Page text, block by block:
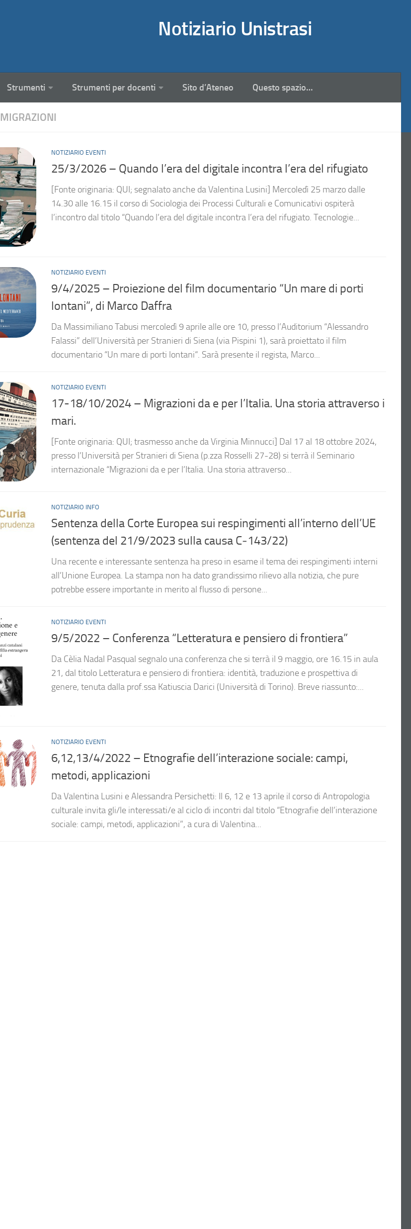
Notiziario Unistrasi
Strumenti Strumenti per docenti Sito d’Ateneo Questo spazio…
MIGRAZIONI
NOTIZIARIO EVENTI
25/3/2026 – Quando l’era del digitale incontra l’era del rifugiato
[Fonte originaria: QUI; segnalato anche da Valentina Lusini] Mercoledì 25 marzo dalle
14.30 alle 16.15 il corso di Sociologia dei Processi Culturali e Comunicativi ospiterà
l’incontro dal titolo “Quando l’era del digitale incontra l’era del rifugiato. Tecnologie...
NOTIZIARIO EVENTI
9/4/2025 – Proiezione del film documentario “Un mare di porti
lontani”, di Marco Daffra
Da Massimiliano Tabusi mercoledì 9 aprile alle ore 10, presso l’Auditorium “Alessandro
Falassi” dell’Università per Stranieri di Siena (via Pispini 1), sarà proiettato il film
documentario “Un mare di porti lontani“. Sarà presente il regista, Marco...
NOTIZIARIO EVENTI
17-18/10/2024 – Migrazioni da e per l’Italia. Una storia attraverso i
mari.
[Fonte originaria: QUI; trasmesso anche da Virginia Minnucci] Dal 17 al 18 ottobre 2024,
presso l’Università per Stranieri di Siena (p.zza Rosselli 27-28) si terrà il Seminario
internazionale “Migrazioni da e per l’Italia. Una storia attraverso...
NOTIZIARIO INFO
Sentenza della Corte Europea sui respingimenti all’interno dell’UE
(sentenza del 21/9/2023 sulla causa C‑143/22)
Una recente e interessante sentenza ha preso in esame il tema dei respingimenti interni
all’Unione Europea. La stampa non ha dato grandissimo rilievo alla notizia, che pure
potrebbe essere importante in merito al flusso di persone...
NOTIZIARIO EVENTI
9/5/2022 – Conferenza “Letteratura e pensiero di frontiera”
Da Cèlia Nadal Pasqual segnalo una conferenza che si terrà il 9 maggio, ore 16.15 in aula
21, dal titolo Letteratura e pensiero di frontiera: identità, traduzione e prospettiva di
genere, tenuta dalla prof.ssa Katiuscia Darici (Università di Torino). Breve riassunto:...
NOTIZIARIO EVENTI
6,12,13/4/2022 – Etnografie dell’interazione sociale: campi,
metodi, applicazioni
Da Valentina Lusini e Alessandra Persichetti: Il 6, 12 e 13 aprile il corso di Antropologia
culturale invita gli/le interessati/e al ciclo di incontri dal titolo “Etnografie dell’interazione
sociale: campi, metodi, applicazioni”, a cura di Valentina...